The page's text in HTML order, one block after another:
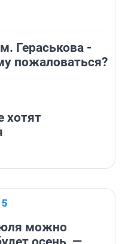
Гераськова -
пожаловаться?
можно